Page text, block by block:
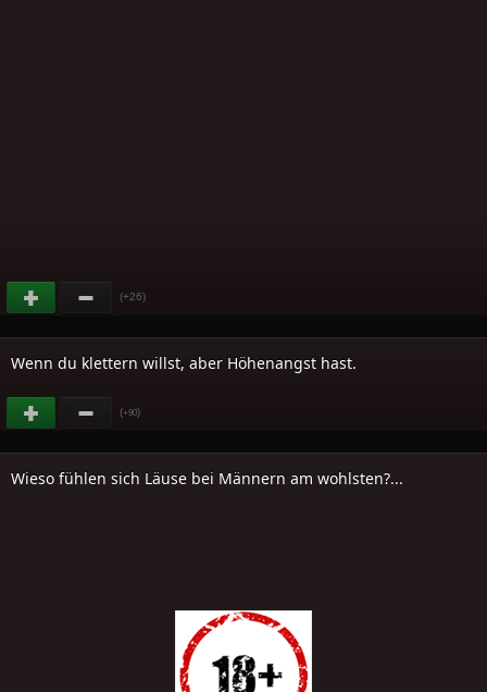
(+26)
Wenn du klettern willst, aber Höhenangst hast.
(+90)
Wieso fühlen sich Läuse bei Männern am wohlsten?...